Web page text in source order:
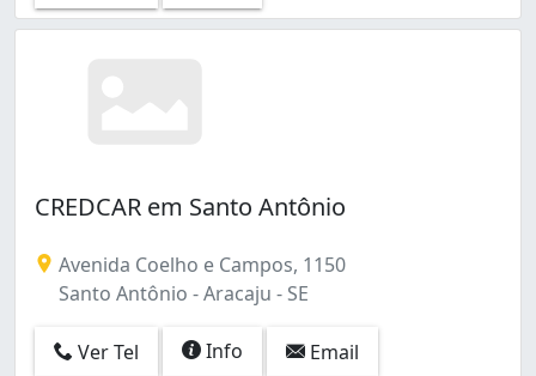
CREDCAR em Santo Antônio
Avenida Coelho e Campos, 1150
Santo Antônio - Aracaju - SE
Ver Tel Info Email